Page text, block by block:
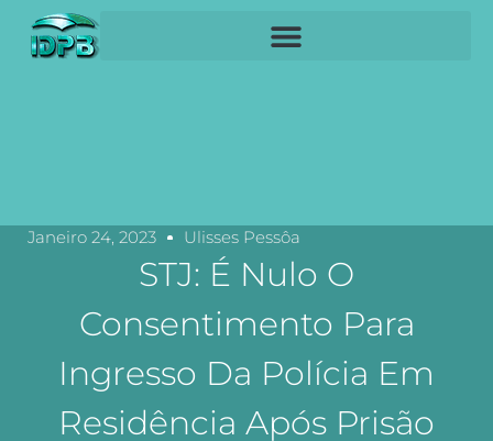
Janeiro 24, 2023 Ulisses Pessôa
STJ: É Nulo O
Consentimento Para
Ingresso Da Polícia Em
Residência Após Prisão